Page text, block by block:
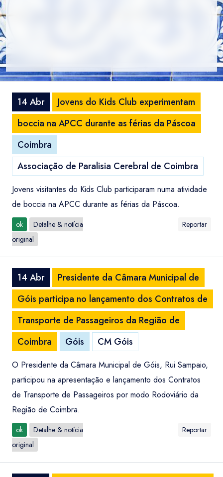
14 Abr
Jovens do Kids Club experimentam
boccia na APCC durante as férias da Páscoa
Coimbra
Associação de Paralisia Cerebral de Coimbra
Jovens visitantes do Kids Club participaram numa atividade
de boccia na APCC durante as férias da Páscoa.
ok
Detalhe & notícia
original
Reportar
14 Abr
Presidente da Câmara Municipal de
Góis participa no lançamento dos Contratos de
Transporte de Passageiros da Região de
Coimbra
Góis CM Góis
O Presidente da Câmara Municipal de Góis, Rui Sampaio,
participou na apresentação e lançamento dos Contratos
de Transporte de Passageiros por modo Rodoviário da
Região de Coimbra.
ok
Detalhe & notícia
original
Reportar